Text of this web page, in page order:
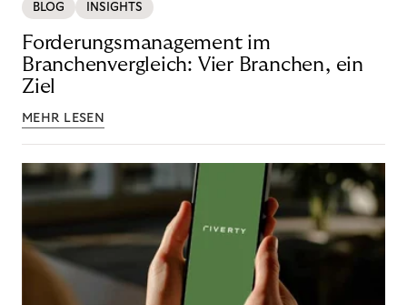
BLOG INSIGHTS
Forderungsmanagement im
Branchenvergleich: Vier Branchen, ein
Ziel
MEHR LESEN